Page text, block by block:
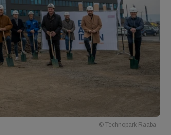
© Technopark Raaba